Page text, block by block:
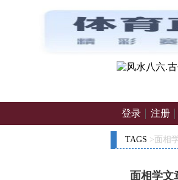
登录 注册
TAGS >面相
面相学文